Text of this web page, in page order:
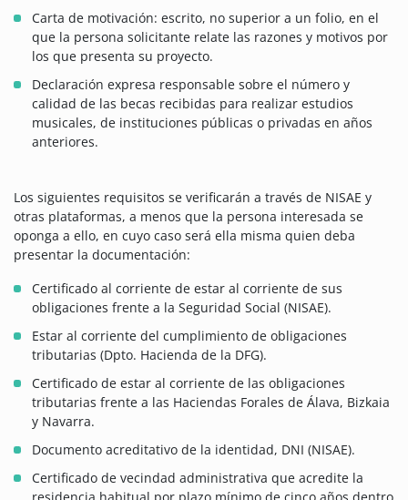
Carta de motivación: escrito, no superior a un folio, en el
que la persona solicitante relate las razones y motivos por
los que presenta su proyecto.
Declaración expresa responsable sobre el número y
calidad de las becas recibidas para realizar estudios
musicales, de instituciones públicas o privadas en años
anteriores.
Los siguientes requisitos se verificarán a través de NISAE y
otras plataformas, a menos que la persona interesada se
oponga a ello, en cuyo caso será ella misma quien deba
presentar la documentación:
Certificado al corriente de estar al corriente de sus
obligaciones frente a la Seguridad Social (NISAE).
Estar al corriente del cumplimiento de obligaciones
tributarias (Dpto. Hacienda de la DFG).
Certificado de estar al corriente de las obligaciones
tributarias frente a las Haciendas Forales de Álava, Bizkaia
y Navarra.
Documento acreditativo de la identidad, DNI (NISAE).
Certificado de vecindad administrativa que acredite la